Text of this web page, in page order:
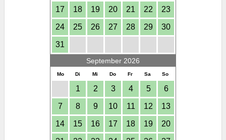
17 18 19 20 21 22 23
24 25 26 27 28 29 30
31
September 2026
Mo Di Mi Do Fr Sa So
1 2 3 4 5 6
7 8 9 10 11 12 13
14 15 16 17 18 19 20